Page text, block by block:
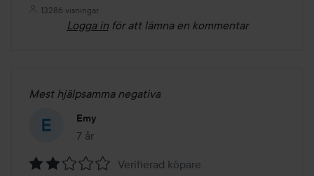
13286 visningar
Logga in för att lämna en kommentar
Mest hjälpsamma negativa
Emy
7 år
Inlägget skapades 7 år
Verifierad köpare